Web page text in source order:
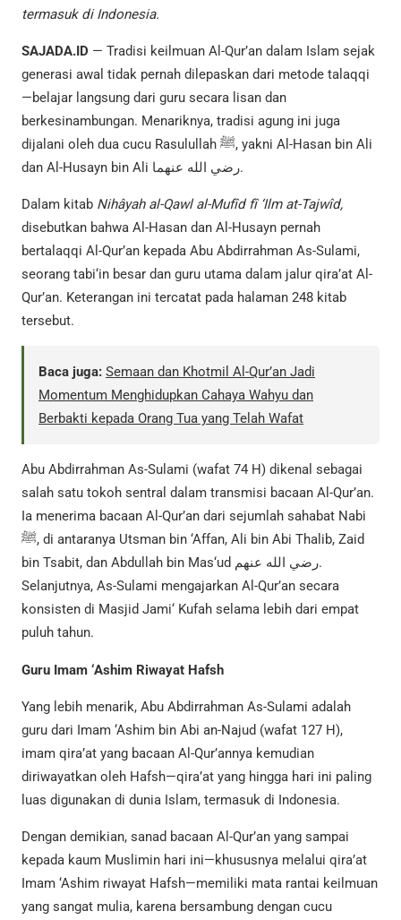
termasuk di Indonesia.
SAJADA.ID — Tradisi keilmuan Al-Qur’an dalam Islam sejak
generasi awal tidak pernah dilepaskan dari metode talaqqi
—belajar langsung dari guru secara lisan dan
berkesinambungan. Menariknya, tradisi agung ini juga
dijalani oleh dua cucu Rasulullah ﷺ, yakni Al-Hasan bin Ali
dan Al-Husayn bin Ali رضي الله عنهما.
Dalam kitab Nihâyah al-Qawl al-Mufîd fî ‘Ilm at-Tajwîd,
disebutkan bahwa Al-Hasan dan Al-Husayn pernah
bertalaqqi Al-Qur’an kepada Abu Abdirrahman As-Sulami,
seorang tabi‘in besar dan guru utama dalam jalur qira’at Al-
Qur’an. Keterangan ini tercatat pada halaman 248 kitab
tersebut.
Baca juga: Semaan dan Khotmil Al-Qur’an Jadi
Momentum Menghidupkan Cahaya Wahyu dan
Berbakti kepada Orang Tua yang Telah Wafat
Abu Abdirrahman As-Sulami (wafat 74 H) dikenal sebagai
salah satu tokoh sentral dalam transmisi bacaan Al-Qur’an.
Ia menerima bacaan Al-Qur’an dari sejumlah sahabat Nabi
ﷺ, di antaranya Utsman bin ‘Affan, Ali bin Abi Thalib, Zaid
bin Tsabit, dan Abdullah bin Mas‘ud رضي الله عنهم.
Selanjutnya, As-Sulami mengajarkan Al-Qur’an secara
konsisten di Masjid Jami‘ Kufah selama lebih dari empat
puluh tahun.
Guru Imam ‘Ashim Riwayat Hafsh
Yang lebih menarik, Abu Abdirrahman As-Sulami adalah
guru dari Imam ‘Ashim bin Abi an-Najud (wafat 127 H),
imam qira’at yang bacaan Al-Qur’annya kemudian
diriwayatkan oleh Hafsh—qira’at yang hingga hari ini paling
luas digunakan di dunia Islam, termasuk di Indonesia.
Dengan demikian, sanad bacaan Al-Qur’an yang sampai
kepada kaum Muslimin hari ini—khususnya melalui qira’at
Imam ‘Ashim riwayat Hafsh—memiliki mata rantai keilmuan
yang sangat mulia, karena bersambung dengan cucu